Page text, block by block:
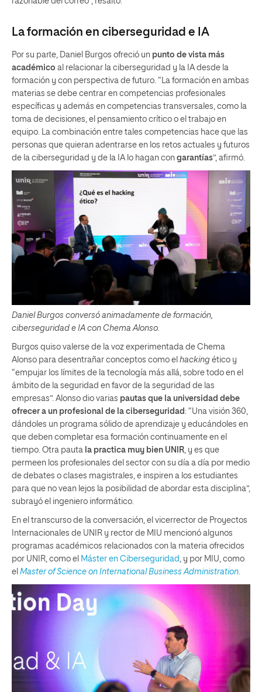
La formación en ciberseguridad e IA
Por su parte, Daniel Burgos ofreció un punto de vista más
académico al relacionar la ciberseguridad y la IA desde la
formación y con perspectiva de futuro. “La formación en ambas
materias se debe centrar en competencias profesionales
específicas y además en competencias transversales, como la
toma de decisiones, el pensamiento crítico o el trabajo en
equipo. La combinación entre tales competencias hace que las
personas que quieran adentrarse en los retos actuales y futuros
de la ciberseguridad y de la IA lo hagan con garantías”, afirmó.
Daniel Burgos conversó animadamente de formación,
ciberseguridad e IA con Chema Alonso.
Burgos quiso valerse de la voz experimentada de Chema
Alonso para desentrañar conceptos como el hacking ético y
“empujar los límites de la tecnología más allá, sobre todo en el
ámbito de la seguridad en favor de la seguridad de las
empresas”. Alonso dio varias pautas que la universidad debe
ofrecer a un profesional de la ciberseguridad : “Una visión 360,
dándoles un programa sólido de aprendizaje y educándoles en
que deben completar esa formación continuamente en el
tiempo. Otra pauta la practica muy bien UNIR , y es que
permeen los profesionales del sector con su día a día por medio
de debates o clases magistrales, e inspiren a los estudiantes
para que no vean lejos la posibilidad de abordar esta disciplina”,
subrayó el ingeniero informático.
En el transcurso de la conversación, el vicerrector de Proyectos
Internacionales de UNIR y rector de MIU mencionó algunos
programas académicos relacionados con la materia ofrecidos
por UNIR, como el Máster en Ciberseguridad
, y por MIU, como
el Master of Science on International Business Administration